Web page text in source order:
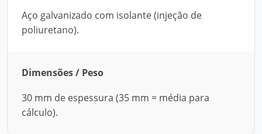
Aço galvanizado com isolante (injeção de
poliuretano).
Dimensões / Peso
30 mm de espessura (35 mm = média para
cálculo).